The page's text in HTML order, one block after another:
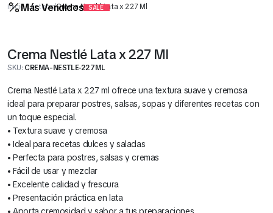
Abarrotes
Más Vendidos SALE
Cereales Benoti Bolsa 21 Gr x 12 Und (Todos los Sabores)
S/5.00
Cereales Benoti Bolsa 160 Gr (Todos los Sabores)
S/2.00
Inicio Lácteos Crema Nestlé Lata x 227 Ml
Crema Nestlé Lata x 227 Ml
SKU: CREMA-NESTLE-227ML
Crema Nestlé Lata x 227 ml ofrece una textura suave y cremosa
ideal para preparar postres, salsas, sopas y diferentes recetas con
un toque especial.
• Textura suave y cremosa
• Ideal para recetas dulces y saladas
• Perfecta para postres, salsas y cremas
• Fácil de usar y mezclar
• Excelente calidad y frescura
• Presentación práctica en lata